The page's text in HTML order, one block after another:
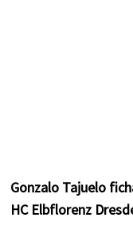
Gonzalo Tajuelo
HC Elbflorenz